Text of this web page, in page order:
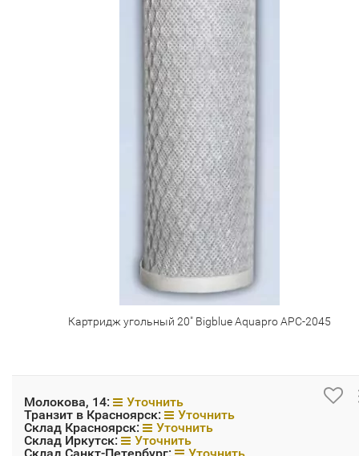
Картридж угольный 20" Bigblue Aquapro APC-2045
Молокова, 14:
Уточнить
Транзит в Красноярск:
Уточнить
Склад Красноярск:
Уточнить
Склад Иркутск:
Уточнить